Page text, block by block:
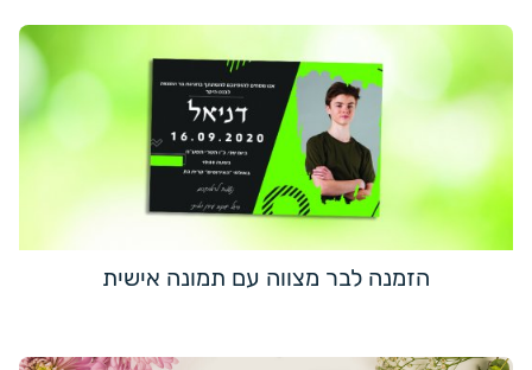
הזמנה לבר מצווה עם תמונה אישית